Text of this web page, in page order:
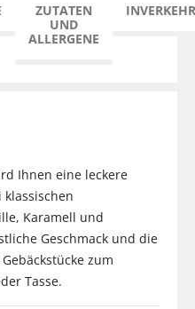
ZUTATEN
UND
ALLERGENE
Ihnen eine leckere
klassischen
Karamell und
Geschmack und die
zum
Tasse.